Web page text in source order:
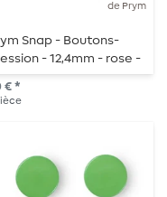
de Prym
Snap - Boutons-
- 12,4mm - rose -
pièces
€ *